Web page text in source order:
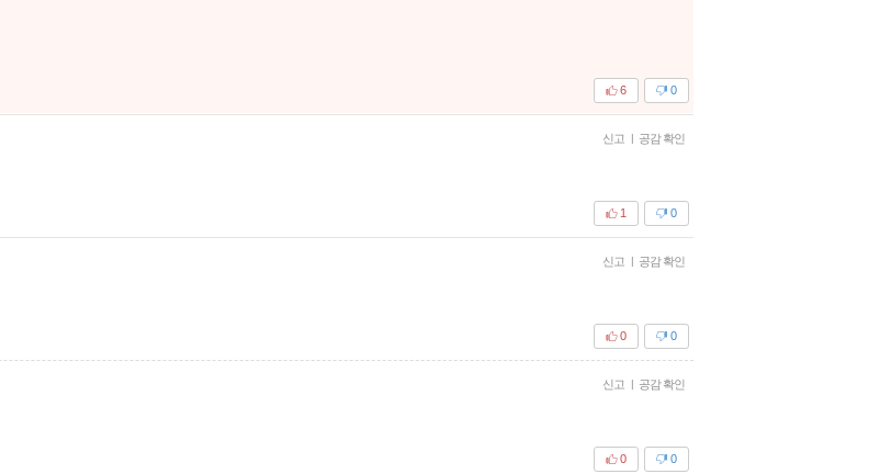
0
6
신고 | 공감 확인
0
1
신고 | 공감 확인
0
0
신고 | 공감 확인
0
0